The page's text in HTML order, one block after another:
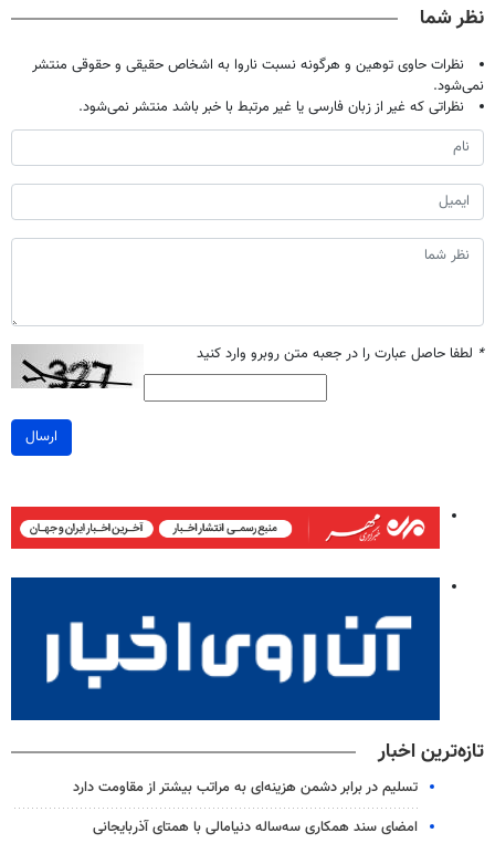
نظر شما
نظرات حاوی توهین و هرگونه نسبت ناروا به اشخاص حقیقی و حقوقی منتشر
نمی‌شود.
نظراتی که غیر از زبان فارسی یا غیر مرتبط با خبر باشد منتشر نمی‌شود.
* لطفا حاصل عبارت را در جعبه متن روبرو وارد کنید
ارسال
تازه‌ترین اخبار
تسلیم در برابر دشمن هزینه‌ای به مراتب بیشتر از مقاومت دارد
امضای سند همکاری سه‌ساله دنیامالی با همتای آذربایجانی